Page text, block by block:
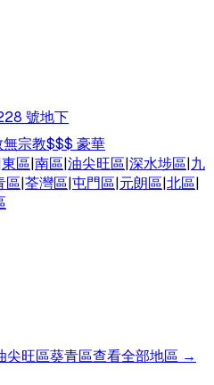
號地下
無宗教$$$ 豪華
東區|南區|油尖旺區|深水埗區|九
區|荃灣區|屯門區|元朗區|北區|
尖旺區葵青區查看全部地區 →